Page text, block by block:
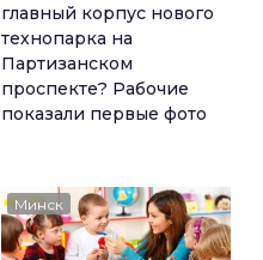
главный корпус нового
технопарка на
Партизанском
проспекте? Рабочие
показали первые фото
Минск